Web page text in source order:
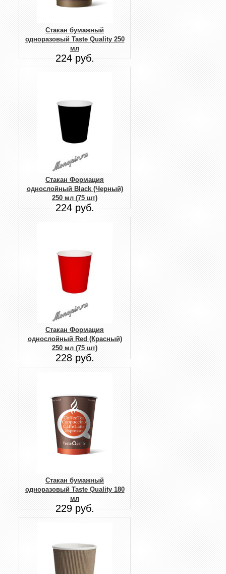
Стакан бумажный
одноразовый Taste Quality 250
мл
224 руб.
Стакан Формация
однослойный Black (Черный)
250 мл (75 шт)
224 руб.
Стакан Формация
однослойный Red (Красный)
250 мл (75 шт)
228 руб.
Стакан бумажный
одноразовый Taste Quality 180
мл
229 руб.